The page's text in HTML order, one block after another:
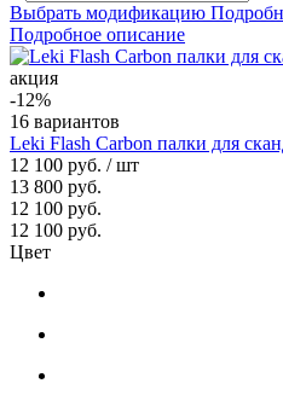
Выбрать модификацию
Подробное описание
акция
-12%
16 вариантов
Leki Flash Carbon палки для
12 100 руб. / шт
13 800 руб.
12 100 руб.
12 100 руб.
Цвет